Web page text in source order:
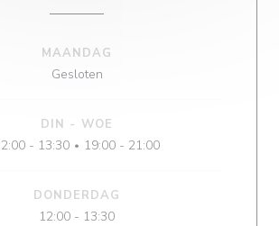
MAANDAG
Gesloten
DIN - WOE
- 13:30 • 19:00 - 21:00
DONDERDAG
12:00 - 13:30